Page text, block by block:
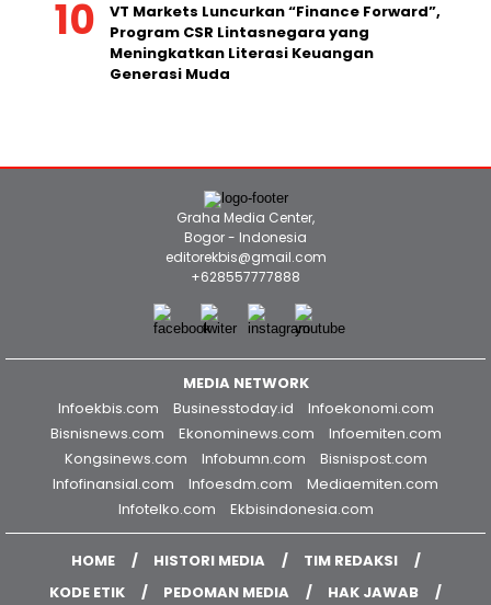
VT Markets Luncurkan “Finance Forward”,
Program CSR Lintasnegara yang
Meningkatkan Literasi Keuangan
Generasi Muda
Graha Media Center,
Bogor - Indonesia
editorekbis@gmail.com
+628557777888
MEDIA NETWORK
Infoekbis.com
Businesstoday.id
Infoekonomi.com
Bisnisnews.com
Ekonominews.com
Infoemiten.com
Kongsinews.com
Infobumn.com
Bisnispost.com
Infofinansial.com
Infoesdm.com
Mediaemiten.com
Infotelko.com
Ekbisindonesia.com
HOME HISTORI MEDIA
TIM REDAKSI
KODE ETIK
PEDOMAN MEDIA
HAK JAWAB